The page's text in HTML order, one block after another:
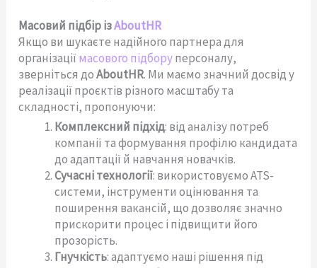
Масовий підбір ізAboutHR
Якщо ви шукаєте надійного партнера для
організації масового підборуперсоналу,
зверніться доAboutHR. Ми маємо значний досвід у
реалізації проєктів різного масштабу та
складності, пропонуючи:
Комплексний підхід: від аналізу потреб
компанії та формування профілю кандидата
до адаптації й навчання новачків.
Сучасні технології: використовуємо ATS-
системи, інструменти оцінювання та
поширення вакансій, що дозволяє значно
прискорити процес і підвищити його
прозорість.
Гнучкість: адаптуємо наші рішення під